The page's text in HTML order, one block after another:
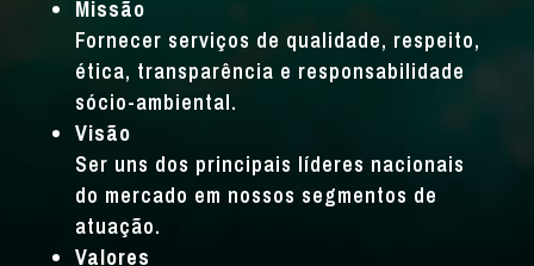
Missão
Fornecer serviços de qualidade, respeito,
ética, transparência e responsabilidade
sócio-ambiental.
Visão
Ser uns dos principais líderes nacionais
do mercado em nossos segmentos de
atuação.
Valores